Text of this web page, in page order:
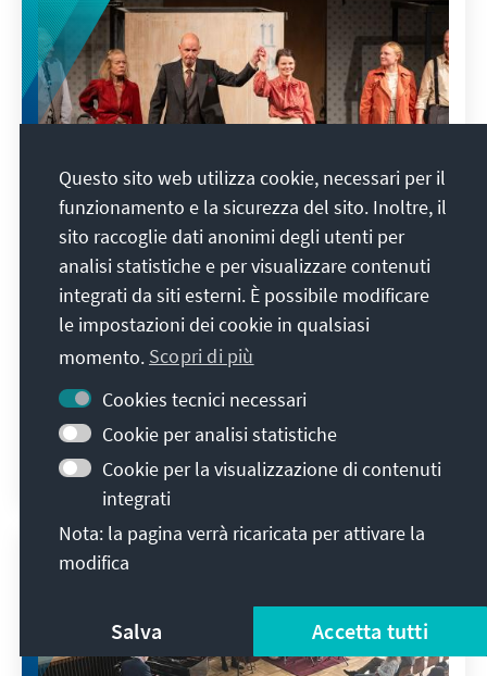
KAS/Wadim Lisovenko
„Ach, Gussie!“ – Eine Frau zwischen
Politik, Familie und Widerstand
Sonderaufführung des Theaterstücks „Ach,
Gussie!“ zum 150. Geburtstag Konrad
Adenauers im Pfefferberg-Theater Berlin
Christiane Stahr
Questo sito web utilizza cookie, necessari per il
funzionamento e la sicurezza del sito. Inoltre, il
sito raccoglie dati anonimi degli utenti per
analisi statistiche e per visualizzare contenuti
integrati da siti esterni. È possibile modificare
le impostazioni dei cookie in qualsiasi
momento. Scopri di più
Cookies tecnici necessari
Cookie per analisi statistiche
Cookie per la visualizzazione di contenuti
integrati
Nota: la pagina verrà ricaricata per attivare la
modifica
Salva Accetta tutti